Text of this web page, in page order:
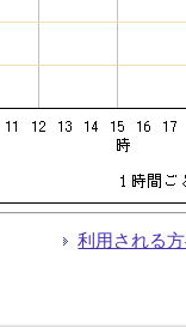
利用される